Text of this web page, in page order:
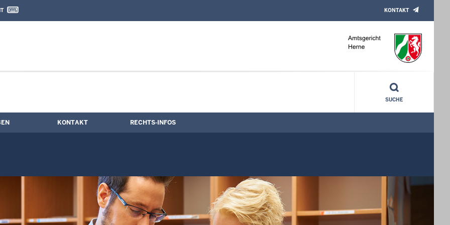
Kontaktformular
KONTAKT
SUCHE
KONTAKT RECHTS-INFOS